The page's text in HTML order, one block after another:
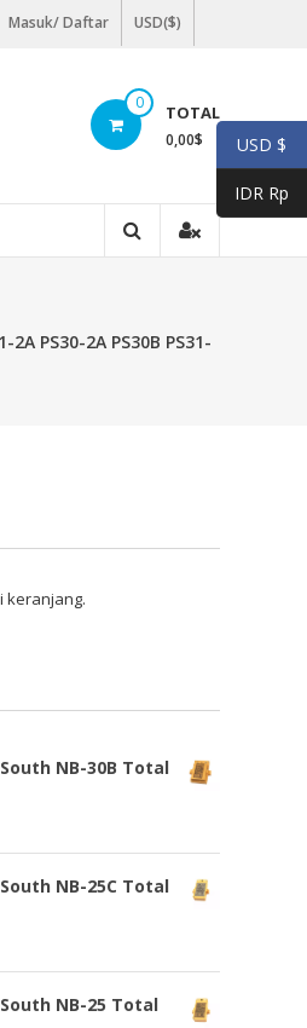
Masuk/ Daftar USD($)
0 TOTAL
0,00$
PS30-2A PS30B PS31-
keranjang.
NB-30B Total
NB-25C Total
NB-25 Total
USD $
IDR Rp